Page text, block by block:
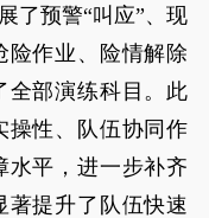
了预警“叫应”、现
险作业、险情解除
全部演练科目。此
操性、队伍协同作
水平，进一步补齐
著提升了队伍快速